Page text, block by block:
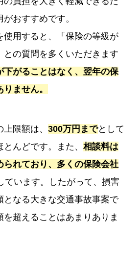
おすすめです。
使用すると、「保険の等級が
との質問を多くいただきます
下がることはなく、翌年の保
ません。
上限額は、300万円までとして
とんどです。また、相談料は
られており、多くの保険会社
ています。したがって、損害
となる大きな交通事故事案で
を超えることはあまりありま